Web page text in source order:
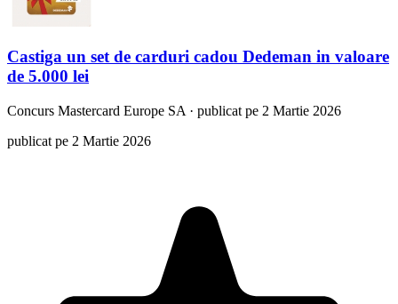
Castiga un set de carduri cadou Dedeman in valoare
de 5.000 lei
Concurs Mastercard Europe SA · publicat pe 2 Martie 2026
publicat pe 2 Martie 2026